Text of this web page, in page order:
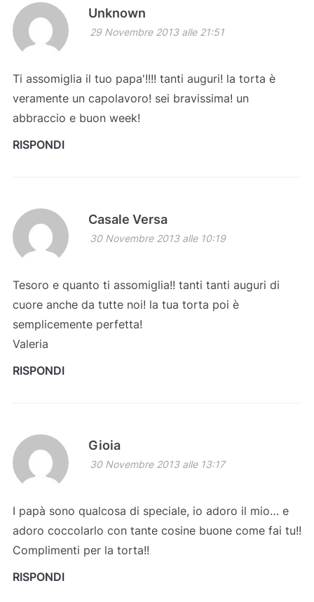
Unknown
29 Novembre 2013 alle 21:51
Ti assomiglia il tuo papa'!!!! tanti auguri! la torta è
veramente un capolavoro! sei bravissima! un
abbraccio e buon week!
RISPONDI
Casale Versa
30 Novembre 2013 alle 10:19
Tesoro e quanto ti assomiglia!! tanti tanti auguri di
cuore anche da tutte noi! la tua torta poi è
semplicemente perfetta!
Valeria
RISPONDI
Gioia
30 Novembre 2013 alle 13:17
I papà sono qualcosa di speciale, io adoro il mio… e
adoro coccolarlo con tante cosine buone come fai tu!!
Complimenti per la torta!!
RISPONDI